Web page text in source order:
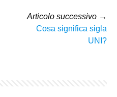
Articolo successivo →
Cosa significa sigla
UNI?